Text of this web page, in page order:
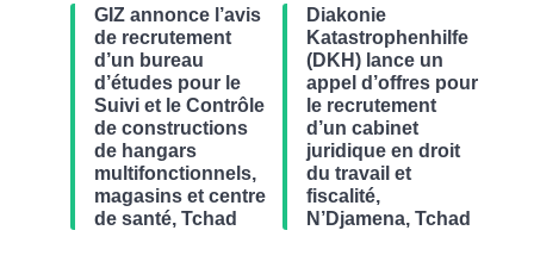
GIZ annonce l’avis
de recrutement
d’un bureau
d’études pour le
Suivi et le Contrôle
de constructions
de hangars
multifonctionnels,
magasins et centre
de santé, Tchad
Diakonie
Katastrophenhilfe
(DKH) lance un
appel d’offres pour
le recrutement
d’un cabinet
juridique en droit
du travail et
fiscalité,
N’Djamena, Tchad